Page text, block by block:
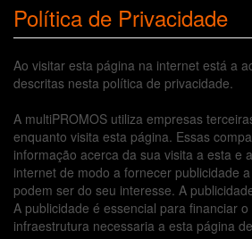
Política de Privacidade
Ao visitar esta página na internet está a
descritas nesta política de privacidade.
A multiPROMOS utiliza empresas
enquanto visita esta página. Essas
informação acerca da sua visita a esta e
internet de modo a fornecer publicidade
podem ser do seu interesse. A
A publicidade é essencial para financiar
infraestrutura necessaria a esta página